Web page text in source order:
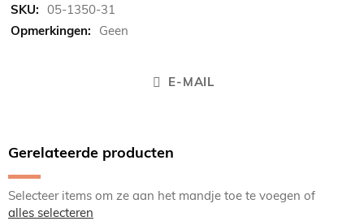
05-1350-31
Geen
E-MAIL
Gerelateerde producten
Selecteer items om ze aan het mandje toe te voegen of
alles selecteren